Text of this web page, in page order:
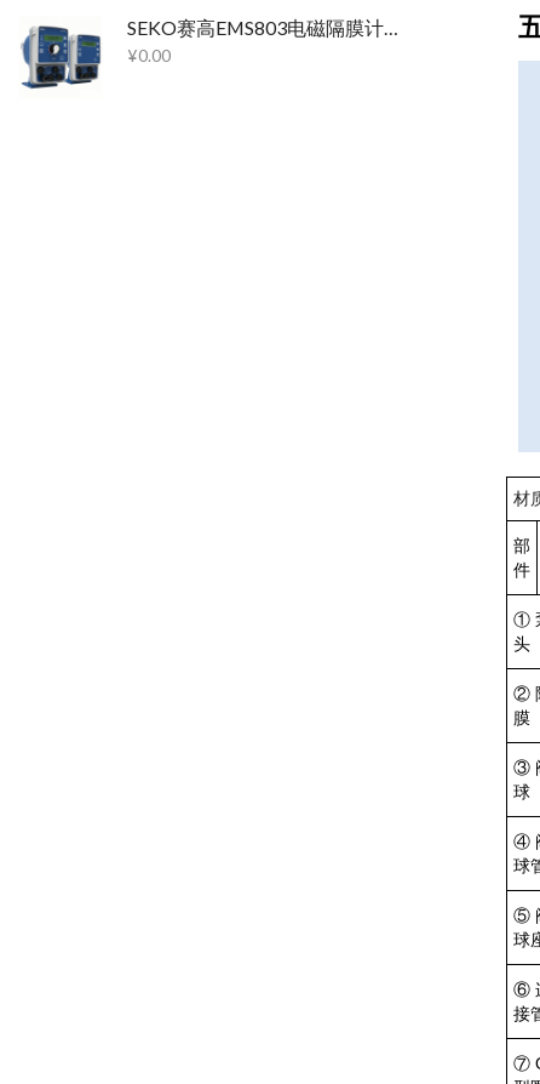
SEKO赛高EMS803电磁隔膜计量泵
¥0.00
材
部
件
①
头
②
膜
③
球
④
球
⑤
球
⑥
接
⑦